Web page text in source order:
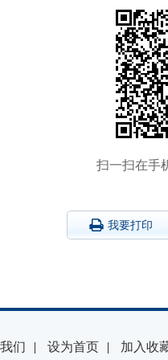
扫一扫在手
我要打印
们 | 设为首页 | 加入收